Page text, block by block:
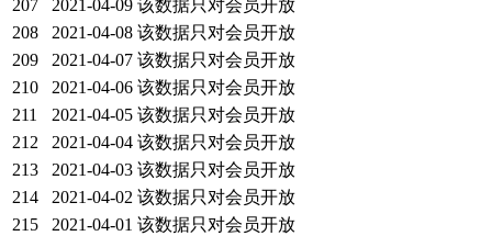
207
2021-04-09 该数据只对会员开放
208
2021-04-08 该数据只对会员开放
209
2021-04-07 该数据只对会员开放
210
2021-04-06 该数据只对会员开放
211
2021-04-05 该数据只对会员开放
212
2021-04-04 该数据只对会员开放
213
2021-04-03 该数据只对会员开放
214
2021-04-02 该数据只对会员开放
215
2021-04-01 该数据只对会员开放